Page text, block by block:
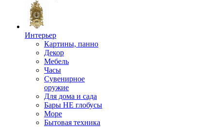
Интерьер
Картины, панно
Декор
Мебель
Часы
Сувенирное
оружие
Для дома и сада
Бары НЕ глобусы
Море
Бытовая техника